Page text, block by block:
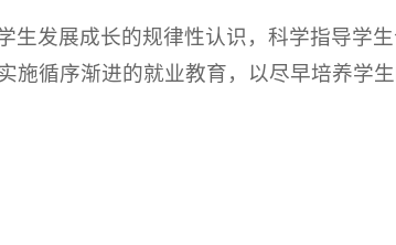
发展成长的规律性认识，科学指导学
施循序渐进的就业教育，以尽早培养学